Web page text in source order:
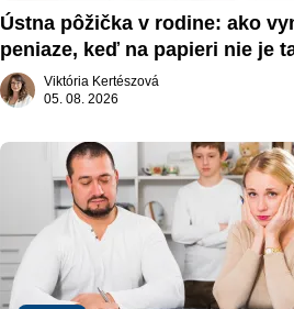
Ústna pôžička v rodine: ako
peniaze, keď na papieri nie je
nič
Viktória Kertészová
05. 08. 2026